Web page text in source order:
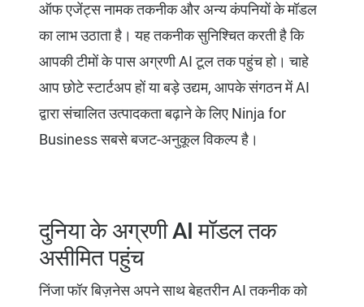
ऑफ एजेंट्स नामक तकनीक और अन्य कंपनियों के मॉडल
का लाभ उठाता है। यह तकनीक सुनिश्चित करती है कि
आपकी टीमों के पास अग्रणी AI टूल तक पहुंच हो। चाहे
आप छोटे स्टार्टअप हों या बड़े उद्यम, आपके संगठन में AI
द्वारा संचालित उत्पादकता बढ़ाने के लिए Ninja for
Business सबसे बजट-अनुकूल विकल्प है।
दुनिया के अग्रणी AI मॉडल तक
असीमित पहुंच
निंजा फॉर बिज़नेस अपने साथ बेहतरीन AI तकनीक को